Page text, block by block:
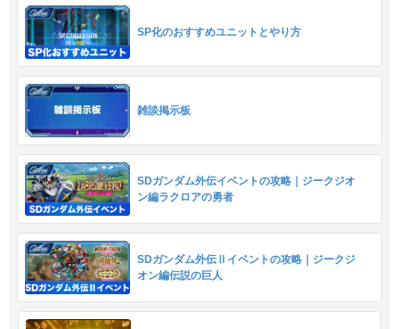
SP化のおすすめユニットとやり方
雑談掲示板
SDガンダム外伝イベントの攻略｜ジークジオ
ン編ラクロアの勇者
SDガンダム外伝Ⅱイベントの攻略｜ジークジ
オン編伝説の巨人